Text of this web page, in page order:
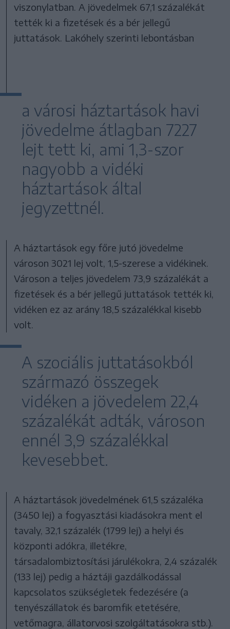
viszonylatban. A jövedelmek 67,1 százalékát
tették ki a fizetések és a bér jellegű
juttatások. Lakóhely szerinti lebontásban
a városi háztartások havi
jövedelme átlagban 7227
lejt tett ki, ami 1,3-szor
nagyobb a vidéki
háztartások által
jegyzettnél.
A háztartások egy főre jutó jövedelme
városon 3021 lej volt, 1,5-szerese a vidékinek.
Városon a teljes jövedelem 73,9 százalékát a
fizetések és a bér jellegű juttatások tették ki,
vidéken ez az arány 18,5 százalékkal kisebb
volt.
A szociális juttatásokból
származó összegek
vidéken a jövedelem 22,4
százalékát adták, városon
ennél 3,9 százalékkal
kevesebbet.
A háztartások jövedelmének 61,5 százaléka
(3450 lej) a fogyasztási kiadásokra ment el
tavaly, 32,1 százalék (1799 lej) a helyi és
központi adókra, illetékre,
társadalombiztosítási járulékokra, 2,4 százalék
(133 lej) pedig a háztáji gazdálkodással
kapcsolatos szükségletek fedezésére (a
tenyészállatok és baromfik etetésére,
vetőmagra, állatorvosi szolgáltatásokra stb.).